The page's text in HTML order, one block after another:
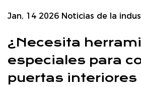
Jan, 14 2026 Noticias de la
¿Necesita
especiales para
puertas interiores